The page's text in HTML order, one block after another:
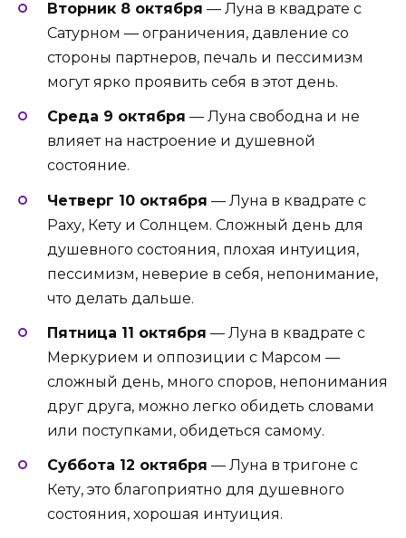
Вторник 8 октября — Луна в квадрате с
Сатурном — ограничения, давление со
стороны партнеров, печаль и пессимизм
могут ярко проявить себя в этот день.
Среда 9 октября — Луна свободна и не
влияет на настроение и душевной
состояние.
Четверг 10 октября — Луна в квадрате с
Раху, Кету и Солнцем. Сложный день для
душевного состояния, плохая интуиция,
пессимизм, неверие в себя, непонимание,
что делать дальше.
Пятница 11 октября — Луна в квадрате с
Меркурием и оппозиции с Марсом —
сложный день, много споров, непонимания
друг друга, можно легко обидеть словами
или поступками, обидеться самому.
Суббота 12 октября — Луна в тригоне с
Кету, это благоприятно для душевного
состояния, хорошая интуиция.